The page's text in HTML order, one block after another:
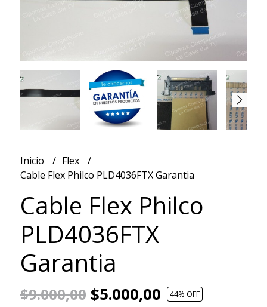
Inicio
Flex
Cable Flex Philco PLD4036FTX Garantia
Cable Flex Philco
PLD4036FTX
Garantia
$9.000,00$5.000,00 44% OFF